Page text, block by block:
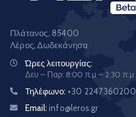
Πλάτανος, 85400
Λέρος, Δωδεκάνησα
Ώρες λειτουργίας:
Δευ – Παρ: 8:00 π.μ – 2:30 π.μ
Τηλέφωνο: +30 2247360200
Email: info@leros.gr